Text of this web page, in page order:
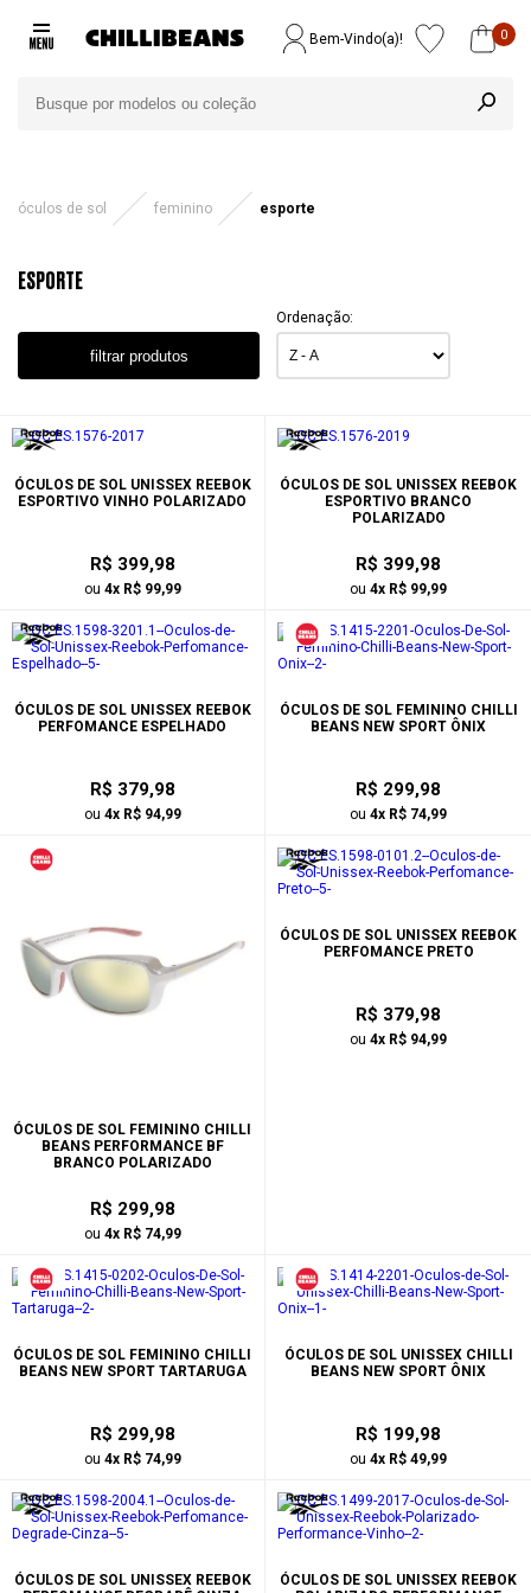
Bem-Vindo(a)! 0
óculos de sol feminino esporte
ESPORTE
Ordenação:
filtrar produtos
ÓCULOS DE SOL UNISSEX REEBOK
ESPORTIVO VINHO POLARIZADO
R$ 399,98
ou 4x R$ 99,99
ÓCULOS DE SOL UNISSEX REEBOK
ESPORTIVO BRANCO
POLARIZADO
R$ 399,98
ou 4x R$ 99,99
ÓCULOS DE SOL UNISSEX REEBOK
PERFOMANCE ESPELHADO
R$ 379,98
ou 4x R$ 94,99
ÓCULOS DE SOL FEMININO CHILLI
BEANS NEW SPORT ÔNIX
R$ 299,98
ou 4x R$ 74,99
ÓCULOS DE SOL FEMININO CHILLI
BEANS PERFORMANCE BF
BRANCO POLARIZADO
R$ 299,98
ou 4x R$ 74,99
ÓCULOS DE SOL UNISSEX REEBOK
PERFOMANCE PRETO
R$ 379,98
ou 4x R$ 94,99
ÓCULOS DE SOL FEMININO CHILLI
BEANS NEW SPORT TARTARUGA
R$ 299,98
ou 4x R$ 74,99
ÓCULOS DE SOL UNISSEX CHILLI
BEANS NEW SPORT ÔNIX
R$ 199,98
ou 4x R$ 49,99
ÓCULOS DE SOL UNISSEX REEBOK
ÓCULOS DE SOL UNISSEX REEBOK